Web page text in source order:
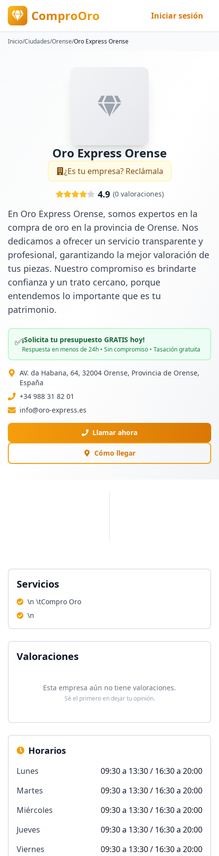
ComproOro Iniciar sesión
Inicio/Ciudades/Orense/Oro Express Orense
Oro Express Orense
¿Es tu empresa? Reclámala
4.9 (0valoraciones)
En Oro Express Orense, somos expertos en la
compra de oro en la provincia de Orense. Nos
dedicamos a ofrecer un servicio transparente y
profesional, garantizando la mejor valoración de
tus piezas. Nuestro compromiso es brindarte
confianza y un trato cercano, porque
entendemos lo importante que es tu
patrimonio.
✅¡Solicita tu presupuesto GRATIS hoy!
Respuesta en menos de 24h • Sin compromiso • Tasación gratuita
AV. da Habana, 64, 32004 Orense, Provincia de Orense,
España
+34 988 31 82 01
info@oro-express.es
Llamar ahora
Cómo llegar
Servicios
\n \tCompro Oro
\n
Valoraciones
Esta empresa aún no tiene valoraciones.
Sé el primero en dejar tu opinión.
Horarios
Lunes
09:30 a 13:30 / 16:30 a 20:00
Martes
09:30 a 13:30 / 16:30 a 20:00
Miércoles
09:30 a 13:30 / 16:30 a 20:00
Jueves
09:30 a 13:30 / 16:30 a 20:00
Viernes
09:30 a 13:30 / 16:30 a 20:00